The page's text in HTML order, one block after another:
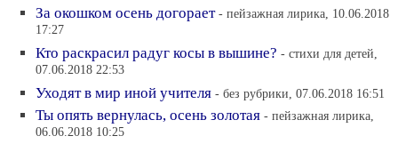
За окошком осень догорает - пейзажная лирика, 10.06.2018
17:27
Кто раскрасил радуг косы в вышине? - стихи для детей,
07.06.2018 22:53
Уходят в мир иной учителя - без рубрики, 07.06.2018 16:51
Ты опять вернулась, осень золотая - пейзажная лирика,
06.06.2018 10:25